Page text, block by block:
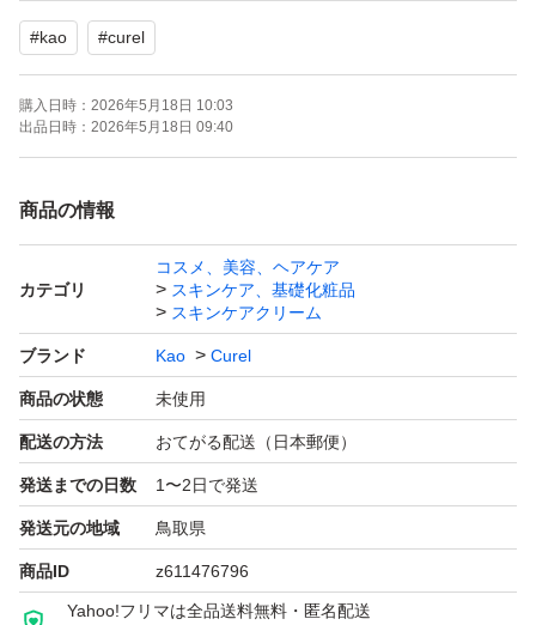
#kao #curel
購入日時： 2026年5月18日 10:03
出品日時： 2026年5月18日 09:40
商品の情報
カテゴリ
コスメ、美容、ヘアケア
スキンケア、基礎化粧品
スキンケアクリーム
ブランド Kao Curel
商品の状態 未使用
配送の方法 おてがる配送（日本郵便）
発送までの日数 1〜2日で発送
発送元の地域 鳥取県
商品ID z611476796
Yahoo!フリマは全品送料無料・匿名配送